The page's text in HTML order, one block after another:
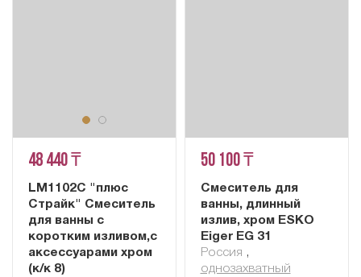
48 440 ₸
LM1102C "плюс
Страйк" Смеситель
для ванны с
коротким изливом,с
аксессуарами хром
(к/к 8)
50 100 ₸
Смеситель для
ванны, длинный
излив, хром ESKO
Eiger EG 31
Россия ,
однозахватный